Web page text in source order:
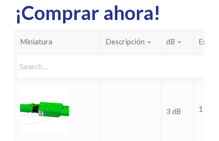
X
PinterestFacebookLinkedInWhatsApp
¡Comprar ahora!
Miniatura Descripción dB
3 dB 1